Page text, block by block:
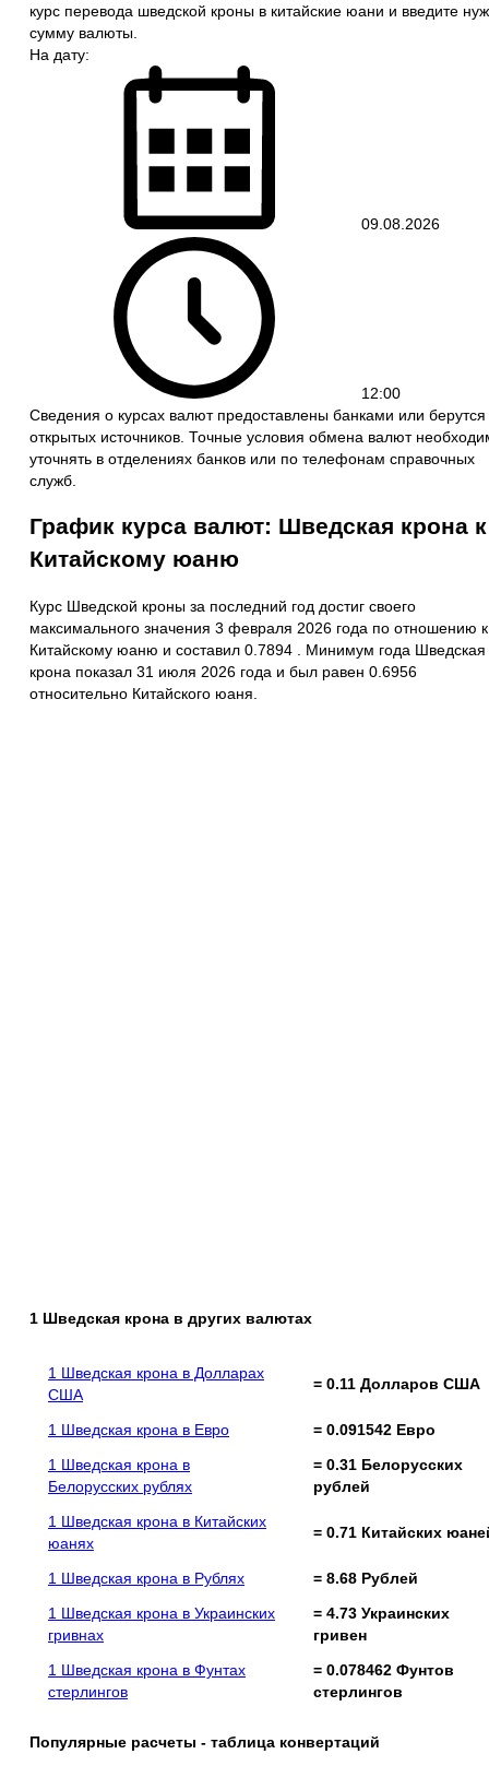
курс перевода шведской кроны в китайские юани и введите
сумму валюты.
На дату:
09.08.2026
12:00
Сведения о курсах валют предоставлены банками или берутся
открытых источников. Точные условия обмена валют
уточнять в отделениях банков или по телефонам справочных
служб.
График курса валют: Шведская крона к
Китайскому юаню
Курс Шведской кроны за последний год достиг своего
максимального значения 3 февраля 2026 года по отношению к
Китайскому юаню и составил 0.7894 . Минимум года Шведская
крона показал 31 июля 2026 года и был равен 0.6956
относительно Китайского юаня.
1 Шведская крона в других валютах
1 Шведская крона в Долларах
США
= 0.11 Долларов США
1 Шведская крона в Евро
= 0.091542 Евро
1 Шведская крона в
Белорусских рублях
= 0.31 Белорусских
рублей
1 Шведская крона в Китайских
юанях
= 0.71 Китайских
1 Шведская крона в Рублях
= 8.68 Рублей
1 Шведская крона в Украинских
гривнах
= 4.73 Украинских
гривен
1 Шведская крона в Фунтах
стерлингов
= 0.078462 Фунтов
стерлингов
Популярные расчеты - таблица конвертаций